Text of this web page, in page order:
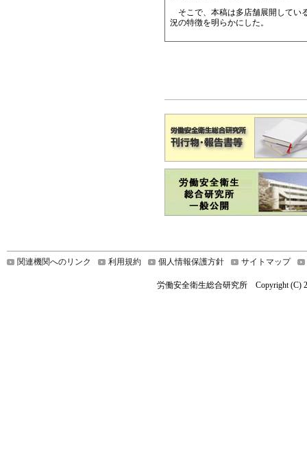
そこで、本稿は多店舗展開してい
況の特徴を明らかにした。
関連機関へのリンク 利用規約 個人情報保護方針 サイトマップ
労働安全衛生総合研究所 Copyright (C)